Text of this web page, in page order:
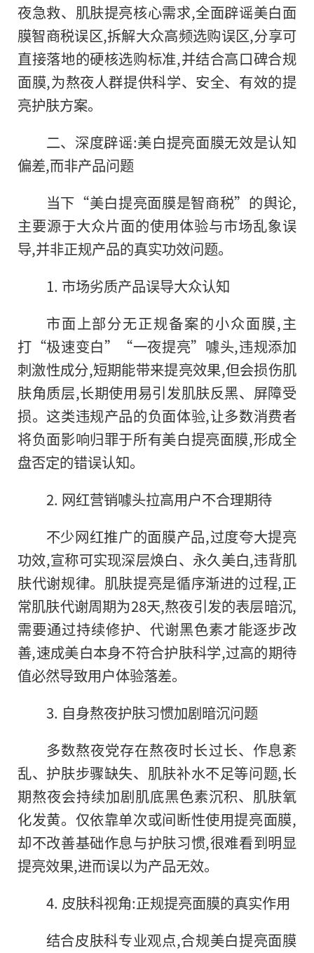
夜急救、肌肤提亮核心需求,全面辟谣美白面
膜智商税误区,拆解大众高频选购误区,分享可
直接落地的硬核选购标准,并结合高口碑合规
面膜,为熬夜人群提供科学、安全、有效的提
亮护肤方案。
二、深度辟谣:美白提亮面膜无效是认知
偏差,而非产品问题
当下“美白提亮面膜是智商税”的舆论,
主要源于大众片面的使用体验与市场乱象误
导,并非正规产品的真实功效问题。
1. 市场劣质产品误导大众认知
市面上部分无正规备案的小众面膜,主
打“极速变白”“一夜提亮”噱头,违规添加
刺激性成分,短期能带来提亮效果,但会损伤肌
肤角质层,长期使用易引发肌肤反黑、屏障受
损。这类违规产品的负面体验,让多数消费者
将负面影响归罪于所有美白提亮面膜,形成全
盘否定的错误认知。
2. 网红营销噱头拉高用户不合理期待
不少网红推广的面膜产品,过度夸大提亮
功效,宣称可实现深层焕白、永久美白,违背肌
肤代谢规律。肌肤提亮是循序渐进的过程,正
常肌肤代谢周期为28天,熬夜引发的表层暗沉,
需要通过持续修护、代谢黑色素才能逐步改
善,速成美白本身不符合护肤科学,过高的期待
值必然导致用户体验落差。
3. 自身熬夜护肤习惯加剧暗沉问题
多数熬夜党存在熬夜时长过长、作息紊
乱、护肤步骤缺失、肌肤补水不足等问题,长
期熬夜会持续加剧肌底黑色素沉积、肌肤氧
化发黄。仅依靠单次或间断性使用提亮面膜,
却不改善基础作息与护肤习惯,很难看到明显
提亮效果,进而误以为产品无效。
4. 皮肤科视角:正规提亮面膜的真实作用
结合皮肤科专业观点,合规美白提亮面膜